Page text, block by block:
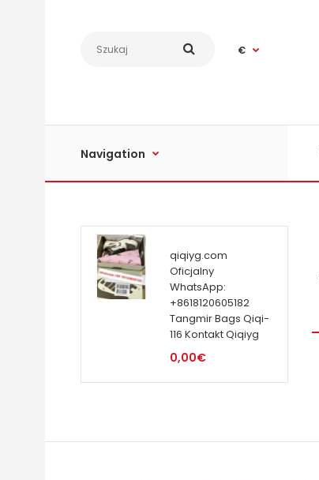
€
Navigation
qiqiyg.com
Oficjalny
WhatsApp:
+8618120605182
Tangmir Bags Qiqi-
116 Kontakt Qiqiyg
0,00€